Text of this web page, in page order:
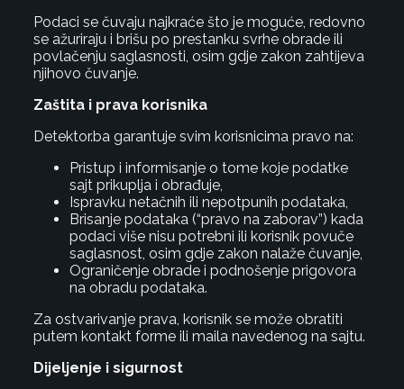
Podaci se čuvaju najkraće što je moguće, redovno
se ažuriraju i brišu po prestanku svrhe obrade ili
povlačenju saglasnosti, osim gdje zakon zahtijeva
njihovo čuvanje.
Zaštita i prava korisnika
Detektor.ba garantuje svim korisnicima pravo na:
Pristup i informisanje o tome koje podatke
sajt prikuplja i obrađuje,
Ispravku netačnih ili nepotpunih podataka,
Brisanje podataka (“pravo na zaborav”) kada
podaci više nisu potrebni ili korisnik povuče
saglasnost, osim gdje zakon nalaže čuvanje,
Ograničenje obrade i podnošenje prigovora
na obradu podataka.
Za ostvarivanje prava, korisnik se može obratiti
putem kontakt forme ili maila navedenog na sajtu.
Dijeljenje i sigurnost